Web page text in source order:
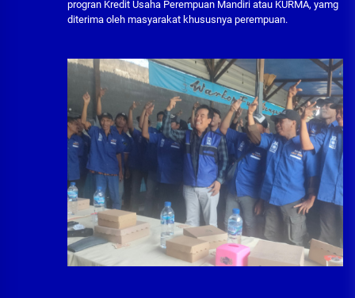
progran Kredit Usaha Perempuan Mandiri atau KURMA, yamg
diterima oleh masyarakat khususnya perempuan.